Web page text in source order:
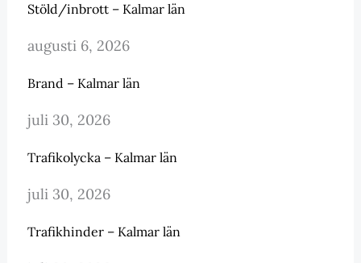
Stöld/inbrott – Kalmar län
augusti 6, 2026
Brand – Kalmar län
juli 30, 2026
Trafikolycka – Kalmar län
juli 30, 2026
Trafikhinder – Kalmar län